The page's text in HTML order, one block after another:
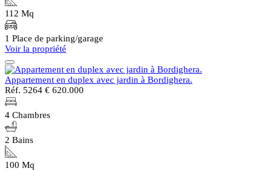
112 Mq
1 Place de parking/garage
Voir la propriété
Appartement en duplex avec jardin à Bordighera.
Réf. 5264 € 620.000
4 Chambres
2 Bains
100 Mq